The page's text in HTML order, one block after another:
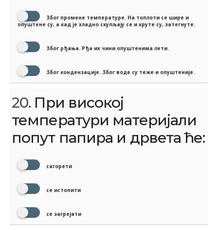
Због промене температуре. На топлоти се шире и
опуштене су, а кад је хладно скупљају се и круте су, затегнуте.
Због рђања. Рђа их чини опуштенима лети.
Због кондензације. Због воде су теже и опуштеније.
20. При високој
температури материјали
попут папира и дрвета ће:
сагорети
се истопити
се загрејати